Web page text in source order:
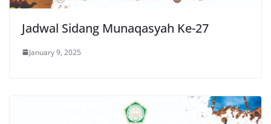
Jadwal Sidang Munaqasyah Ke-27
January 9, 2025